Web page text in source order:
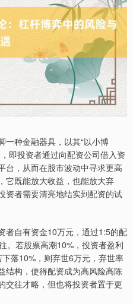
一种金融器具，以其“以小博
即投资者通过向配资公司借入资
台，从而在股市波动中寻求更高
它既能放大收益，也能放大弃
资者需要清亮地结实到配资的试
者自有资金10万元，通过1:5的配
。若股票高潮10%，投资者盈利
落10%，则弃世6万元，弃世率
结构，使得配资成为高风险高陈
交往才略，但也将投资者置于更